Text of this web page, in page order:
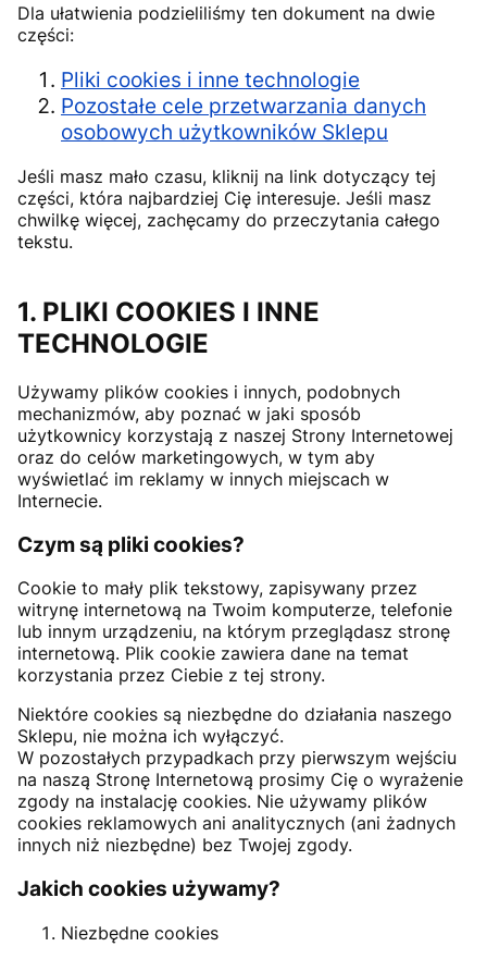
Dla ułatwienia podzieliliśmy ten dokument na dwie
części:
Pliki cookies i inne technologie
Pozostałe cele przetwarzania danych
osobowych użytkowników Sklepu
Jeśli masz mało czasu, kliknij na link dotyczący tej
części, która najbardziej Cię interesuje. Jeśli masz
chwilkę więcej, zachęcamy do przeczytania całego
tekstu.
1. PLIKI COOKIES I INNE
TECHNOLOGIE
Używamy plików cookies i innych, podobnych
mechanizmów, aby poznać w jaki sposób
użytkownicy korzystają z naszej Strony Internetowej
oraz do celów marketingowych, w tym aby
wyświetlać im reklamy w innych miejscach w
Internecie.
Czym są pliki cookies?
Cookie to mały plik tekstowy, zapisywany przez
witrynę internetową na Twoim komputerze, telefonie
lub innym urządzeniu, na którym przeglądasz stronę
internetową. Plik cookie zawiera dane na temat
korzystania przez Ciebie z tej strony.
Niektóre cookies są niezbędne do działania naszego
Sklepu, nie można ich wyłączyć.
W pozostałych przypadkach przy pierwszym wejściu
na naszą Stronę Internetową prosimy Cię o wyrażenie
zgody na instalację cookies. Nie używamy plików
cookies reklamowych ani analitycznych (ani żadnych
innych niż niezbędne) bez Twojej zgody.
Jakich cookies używamy?
Niezbędne cookies